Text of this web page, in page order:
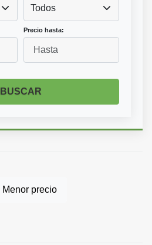
Todos
Precio hasta:
BUSCAR
Menor precio